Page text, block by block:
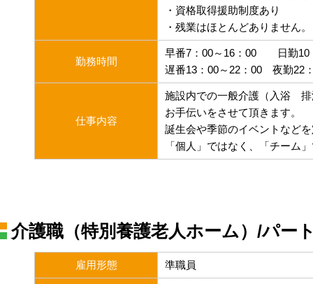
・資格取得援助制度あり
・残業はほとんどありません。
勤務時間
早番7：00～16：00 日勤10
遅番13：00～22：00 夜勤22
仕事内容
施設内での一般介護（入浴
お手伝いをさせて頂きます。
誕生会や季節のイベントなど
「個人」ではなく、「チーム
介護職（特別養護老人ホーム）/パー
雇用形態 準職員